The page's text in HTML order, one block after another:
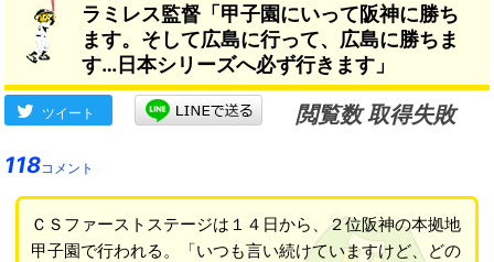
ラミレス監督「甲子園にいって阪神に勝ち
ます。そして広島に行って、広島に勝ちま
す…日本シリーズへ必ず行きます」
ツイート
閲覧数 取得失敗
118コメント
ＣＳファーストステージは１４日から、２位阪神の本拠地
甲子園で行われる。「いつも言い続けていますけど、どの